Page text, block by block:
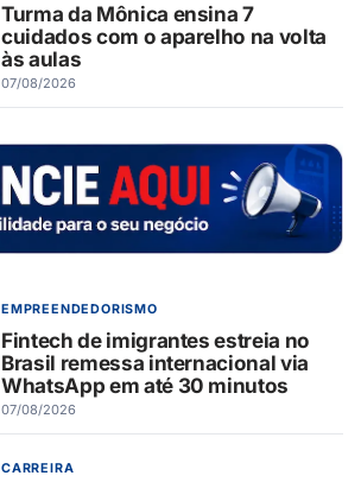
Turma da Mônica ensina 7
cuidados com o aparelho na volta
às aulas
07/08/2026
EMPREENDEDORISMO
Fintech de imigrantes estreia no
Brasil remessa internacional via
WhatsApp em até 30 minutos
07/08/2026
CARREIRA